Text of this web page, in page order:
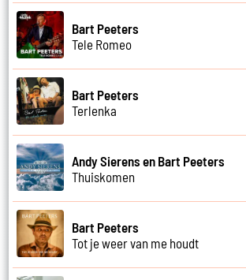
Bart Peeters
Tele Romeo
Bart Peeters
Terlenka
Andy Sierens en Bart Peeters
Thuiskomen
Bart Peeters
Tot je weer van me houdt